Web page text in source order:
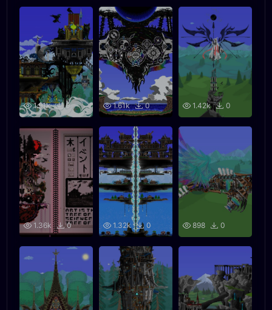
1.91k 0 1.61k 0 1.42k 0
1.36k 0 1.32k 0 898 0